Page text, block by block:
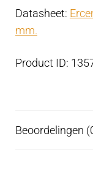
Datasheet:
mm.
Product ID:
Beoordelingen